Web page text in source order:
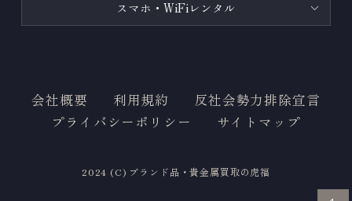
スマホ・WiFiレンタル
会社概要 利用規約
反社会勢力排除宣言
プライバシーポリシー
サイトマップ
2024 (C) ブランド品・貴金属買取の虎福